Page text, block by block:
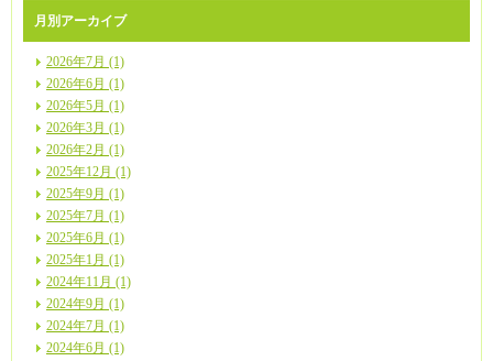
月別アーカイブ
2026年7月 (1)
2026年6月 (1)
2026年5月 (1)
2026年3月 (1)
2026年2月 (1)
2025年12月 (1)
2025年9月 (1)
2025年7月 (1)
2025年6月 (1)
2025年1月 (1)
2024年11月 (1)
2024年9月 (1)
2024年7月 (1)
2024年6月 (1)